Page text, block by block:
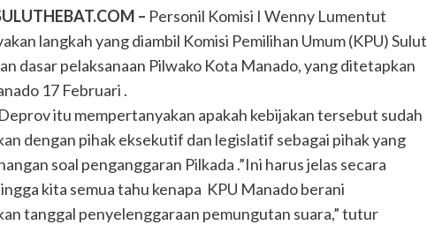
– Personil Komisi I Wenny Lumentut
langkah yang diambil Komisi Pemilihan Umum (KPU) Sulut
dasar pelaksanaan Pilwako Kota Manado, yang ditetapkan
17 Februari .
itu mempertanyakan apakah kebijakan tersebut sudah
dengan pihak eksekutif dan legislatif sebagai pihak yang
soal penganggaran Pilkada .”Ini harus jelas secara
kita semua tahu kenapa KPU Manado berani
tanggal penyelenggaraan pemungutan suara,” tutur